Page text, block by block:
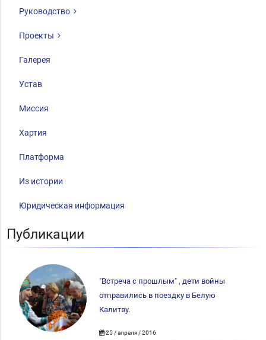
Руководство
Проекты
Галерея
Устав
Миссия
Хартия
Платформа
Из истории
Юридическая информация
Публикации
"Встреча с прошлым" , дети войны
отправились в поездку в Белую
Калитву.
25 / апреля / 2016